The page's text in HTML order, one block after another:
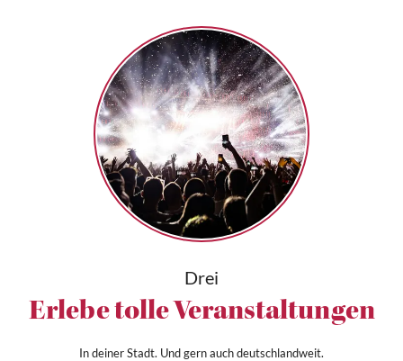
Drei
Erlebe tolle Veranstaltungen
In deiner Stadt. Und gern auch deutschlandweit.